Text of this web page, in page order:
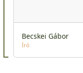
Becskei Gábor
Író